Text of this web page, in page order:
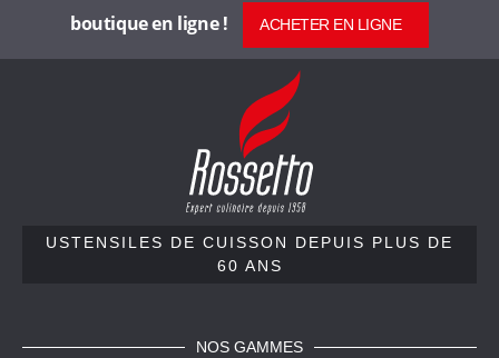
boutique en ligne !
ACHETER EN LIGNE
s
e
t
t
USTENSILES DE CUISSON
DEPUIS PLUS DE
60 ANS
NOS GAMMES